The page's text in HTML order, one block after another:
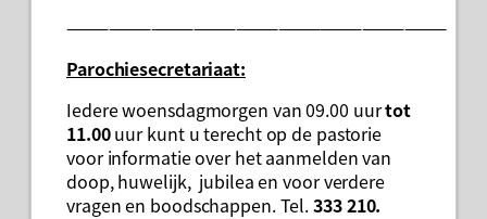
———————————————————————————
Parochiesecretariaat:
Iedere woensdagmorgen van 09.00 uurtot
11.00uur kunt u terecht op de pastorie
voor informatie over het aanmelden van
doop, huwelijk, jubilea en voor verdere
vragen en boodschappen. Tel.333 210.